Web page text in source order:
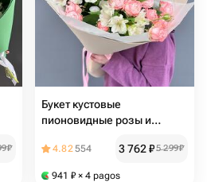
₽
Букет кустовые
пионовидные розы и
4.82554 3 762₽5 299₽
941 ₽ × 4 pagos